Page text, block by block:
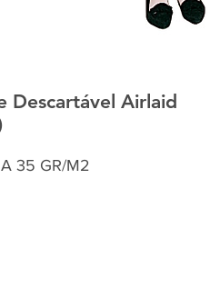
Descartável Airlaid
35 GR/M2